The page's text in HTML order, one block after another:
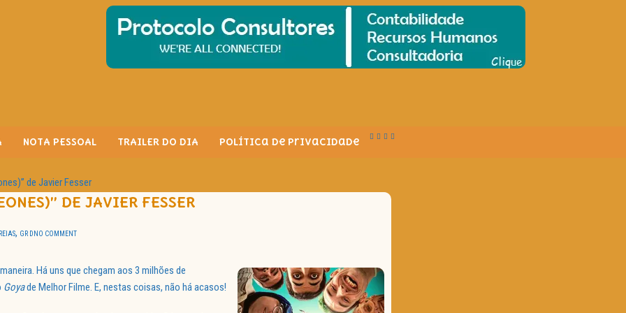
NOTA PESSOAL TRAILER DO DIA Política de Privacidade
de Javier Fesser
DE JAVIER FESSER
, GR D NO COMMENT
Há uns que chegam aos 3 milhões de
Goyade Melhor Filme. E, nestas coisas, não há acasos!